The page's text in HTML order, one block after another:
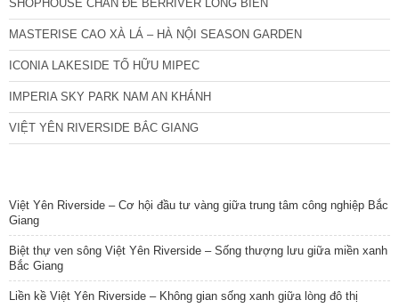
SHOPHOUSE CHÂN ĐẾ BERRIVER LONG BIÊN
MASTERISE CAO XÀ LÁ – HÀ NỘI SEASON GARDEN
ICONIA LAKESIDE TỐ HỮU MIPEC
IMPERIA SKY PARK NAM AN KHÁNH
VIỆT YÊN RIVERSIDE BẮC GIANG
Việt Yên Riverside – Cơ hội đầu tư vàng giữa trung tâm công nghiệp Bắc
Giang
Biệt thự ven sông Việt Yên Riverside – Sống thượng lưu giữa miền xanh
Bắc Giang
Liền kề Việt Yên Riverside – Không gian sống xanh giữa lòng đô thị